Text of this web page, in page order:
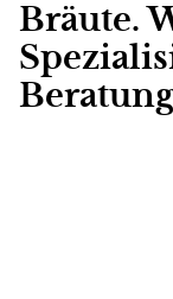
Bräute.